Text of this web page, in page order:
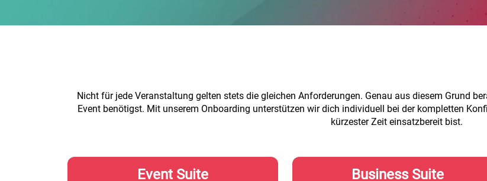
Nicht für jede Veranstaltung gelten stets die gleichen Anforderungen. Genau aus diesem Grund
Event benötigst. Mit unserem Onboarding unterstützen wir dich individuell bei der kompletten
kürzester Zeit einsatzbereit bist.
Event Suite Business Suite